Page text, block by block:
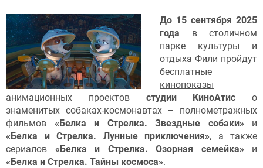
До 15 сентября 2025
года в столичном
парке культуры и
отдыха Фили пройдут
бесплатные
кинопоказы
анимационных проектов студии КиноАтис о
знаменитых собаках-космонавтах – полнометражных
фильмов «Белка и Стрелка. Звездные собаки» и
«Белка и Стрелка. Лунные приключения», а также
сериалов «Белка и Стрелка. Озорная семейка» и
«Белка и Стрелка. Тайны космоса».